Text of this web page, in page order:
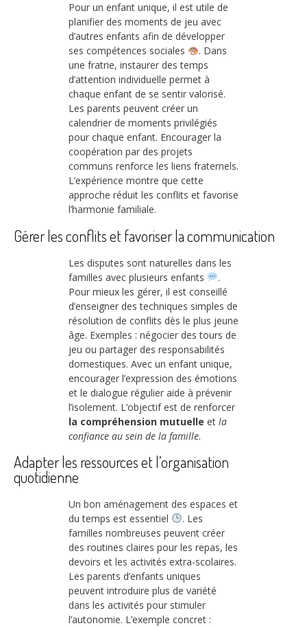
Pour un enfant unique, il est utile de
planifier des moments de jeu avec
d’autres enfants afin de développer
ses compétences sociales
. Dans
une fratrie, instaurer des temps
d’attention individuelle permet à
chaque enfant de se sentir valorisé.
Les parents peuvent créer un
calendrier de moments privilégiés
pour chaque enfant. Encourager la
coopération par des projets
communs renforce les liens fraternels.
L’expérience montre que cette
approche réduit les conflits et favorise
l’harmonie familiale.
Gérer les conflits et favoriser la communication
Les disputes sont naturelles dans les
familles avec plusieurs enfants
.
Pour mieux les gérer, il est conseillé
d’enseigner des techniques simples de
résolution de conflits dès le plus jeune
âge. Exemples : négocier des tours de
jeu ou partager des responsabilités
domestiques. Avec un enfant unique,
encourager l’expression des émotions
et le dialogue régulier aide à prévenir
l’isolement. L’objectif est de renforcer
la compréhension mutuelle et la
confiance au sein de la famille.
Adapter les ressources et l’organisation
quotidienne
Un bon aménagement des espaces et
du temps est essentiel
. Les
familles nombreuses peuvent créer
des routines claires pour les repas, les
devoirs et les activités extra-scolaires.
Les parents d’enfants uniques
peuvent introduire plus de variété
dans les activités pour stimuler
l’autonomie. L’exemple concret :